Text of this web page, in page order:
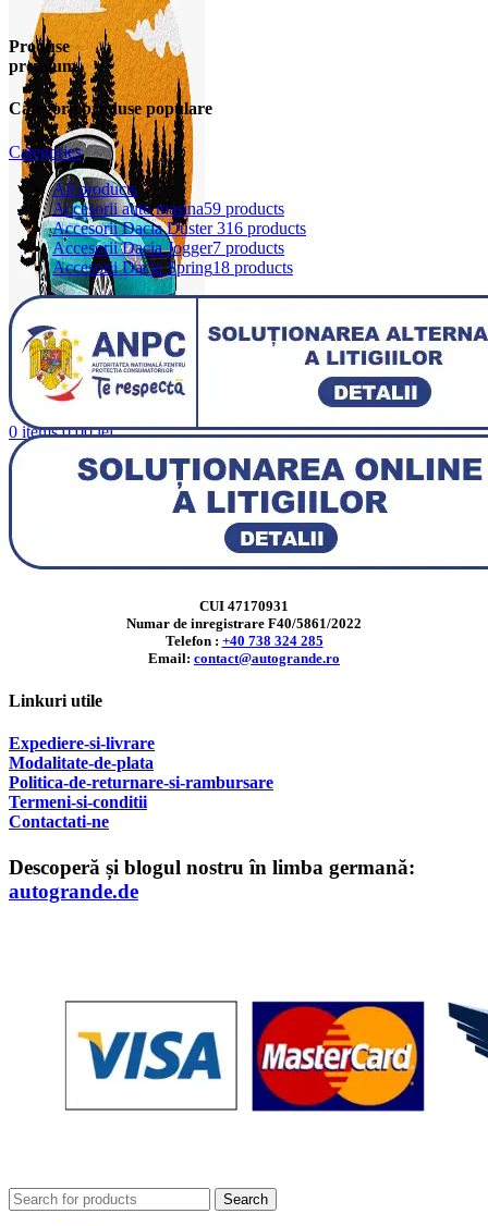
0 items 0,00lei
Produse
premium
Categorii produse populare
Categories
All products
Accesorii auto masina59 products
Accesorii Dacia Duster 316 products
Accesorii Dacia Jogger7 products
Accesorii Dacia Spring18 products
CUI 47170931
Numar de inregistrare F40/5861/2022
Telefon : +40 738 324 285
Email: contact@autogrande.ro
Linkuri utile
Expediere-si-livrare
Modalitate-de-plata
Politica-de-returnare-si-rambursare
Termeni-si-conditii
Contactati-ne
Descoperă și blogul nostru în limba germană:
autogrande.de
Search